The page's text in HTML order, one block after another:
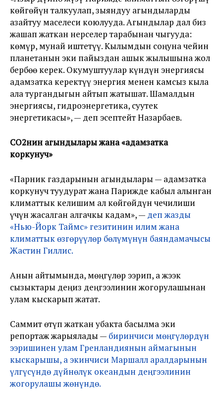
көйгөйүн талкуулап, зыяндуу агындыларды
азайтуу маселеси коюлууда. Агындылар дал биз
жашап жаткан нерселер тарабынан чыгууда:
көмүр, мунай иштетүү. Кылымдын соңуна чейин
планетанын эки пайыздан ашык жылышына жол
бербөө керек. Окумуштуулар күндүн энергиясы
адамзатка керектүү энергия менен камсыз кыла
ала тургандыгын айтып жатышат. Шамалдын
энергиясы, гидроэнергетика, суутек
энергетикасы», — деп эсептейт Назарбаев.
CO2нин агындылары жана «адамзатка
коркунуч»
«Парник газдарынын агындылары — адамзатка
коркунуч туудурат жана Парижде кабыл алынган
климаттык келишим ал көйгөйдүн чечилиши
үчүн жасалган алгачкы кадам», — деп жазды
«Нью-Йорк Таймс» гезитинин илим жана
климаттык өзгөрүүлөр бөлүмүнүн баяндамачысы
Жастин Гиллис.
Анын айтымында, мөңгүлөр ээрип, а жээк
сызыктары деңиз деңгээлинин жогорулашынан
улам кыскарып жатат.
Саммит өтүп жаткан убакта басылма эки
репортаж жарыялады — биринчиси мөңгүлөрдүн
ээришинен улам Гренландиянын аймагынын
кыскарышы, а экинчиси Маршалл аралдарынын
үлгүсүндө дүйнөлүк океандын деңгээлинин
жогорулашы жөнүндө.